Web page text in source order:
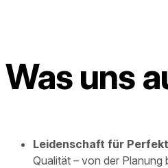
Was uns
Leidenschaft für
Qualität – von der Planung